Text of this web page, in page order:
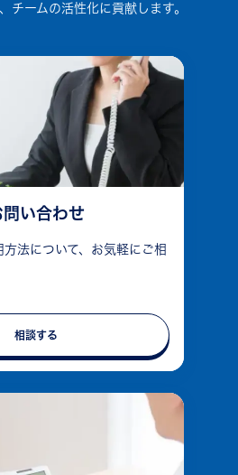
チームの活性化に貢献します。
問い合わせ
法について、お気軽にご相
相談する